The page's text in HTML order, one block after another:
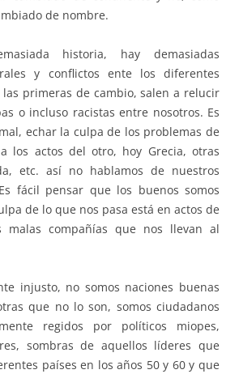
de nombre.
historia, hay demasiadas
y conflictos ente los diferentes
primeras de cambio, salen a relucir
o incluso racistas entre nosotros. Es
echar la culpa de los problemas de
los actos del otro, hoy Grecia, otras
etc. así no hablamos de nuestros
fácil pensar que los buenos somos
de lo que nos pasa está en actos de
malas compañías que nos llevan al
injusto, no somos naciones buenas
que no lo son, somos ciudadanos
regidos por políticos miopes,
sombras de aquellos líderes que
países en los años 50 y 60 y que